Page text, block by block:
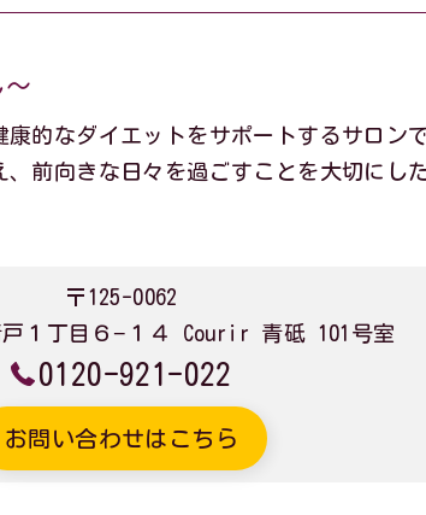
～
的なダイエットをサポートするサロン
前向きな日々を過ごすことを大切にし
〒125-0062
戸１丁目６−１４ Courir 青砥 101号室
0120-921-022
お問い合わせはこちら